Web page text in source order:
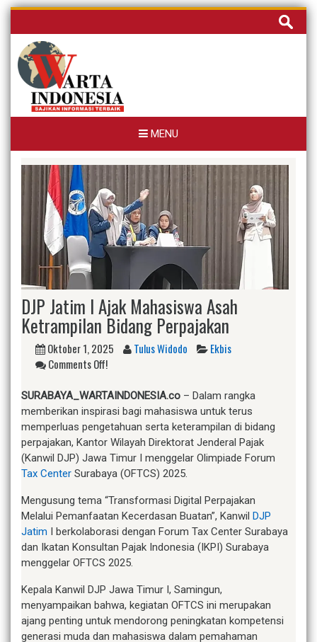
Skip
content
Cari
untuk:
MENU
DJP Jatim I Ajak Mahasiswa Asah
Ketrampilan Bidang Perpajakan
Oktober 1, 2025 Tulus Widodo
Ekbis
Comments Off!
SURABAYA_WARTAINDONESIA.co – Dalam rangka
memberikan inspirasi bagi mahasiswa untuk terus
memperluas pengetahuan serta keterampilan di bidang
perpajakan, Kantor Wilayah Direktorat Jenderal Pajak
(Kanwil DJP) Jawa Timur I menggelar Olimpiade Forum
Tax Center Surabaya (OFTCS) 2025.
Mengusung tema “Transformasi Digital Perpajakan
Melalui Pemanfaatan Kecerdasan Buatan”, Kanwil DJP
Jatim I berkolaborasi dengan Forum Tax Center Surabaya
dan Ikatan Konsultan Pajak Indonesia (IKPI) Surabaya
menggelar OFTCS 2025.
Kepala Kanwil DJP Jawa Timur I, Samingun,
menyampaikan bahwa, kegiatan OFTCS ini merupakan
ajang penting untuk mendorong peningkatan kompetensi
generasi muda dan mahasiswa dalam pemahaman